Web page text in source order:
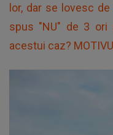
lor, dar se lovesc
spus "NU" de 3 ori
acestui caz?